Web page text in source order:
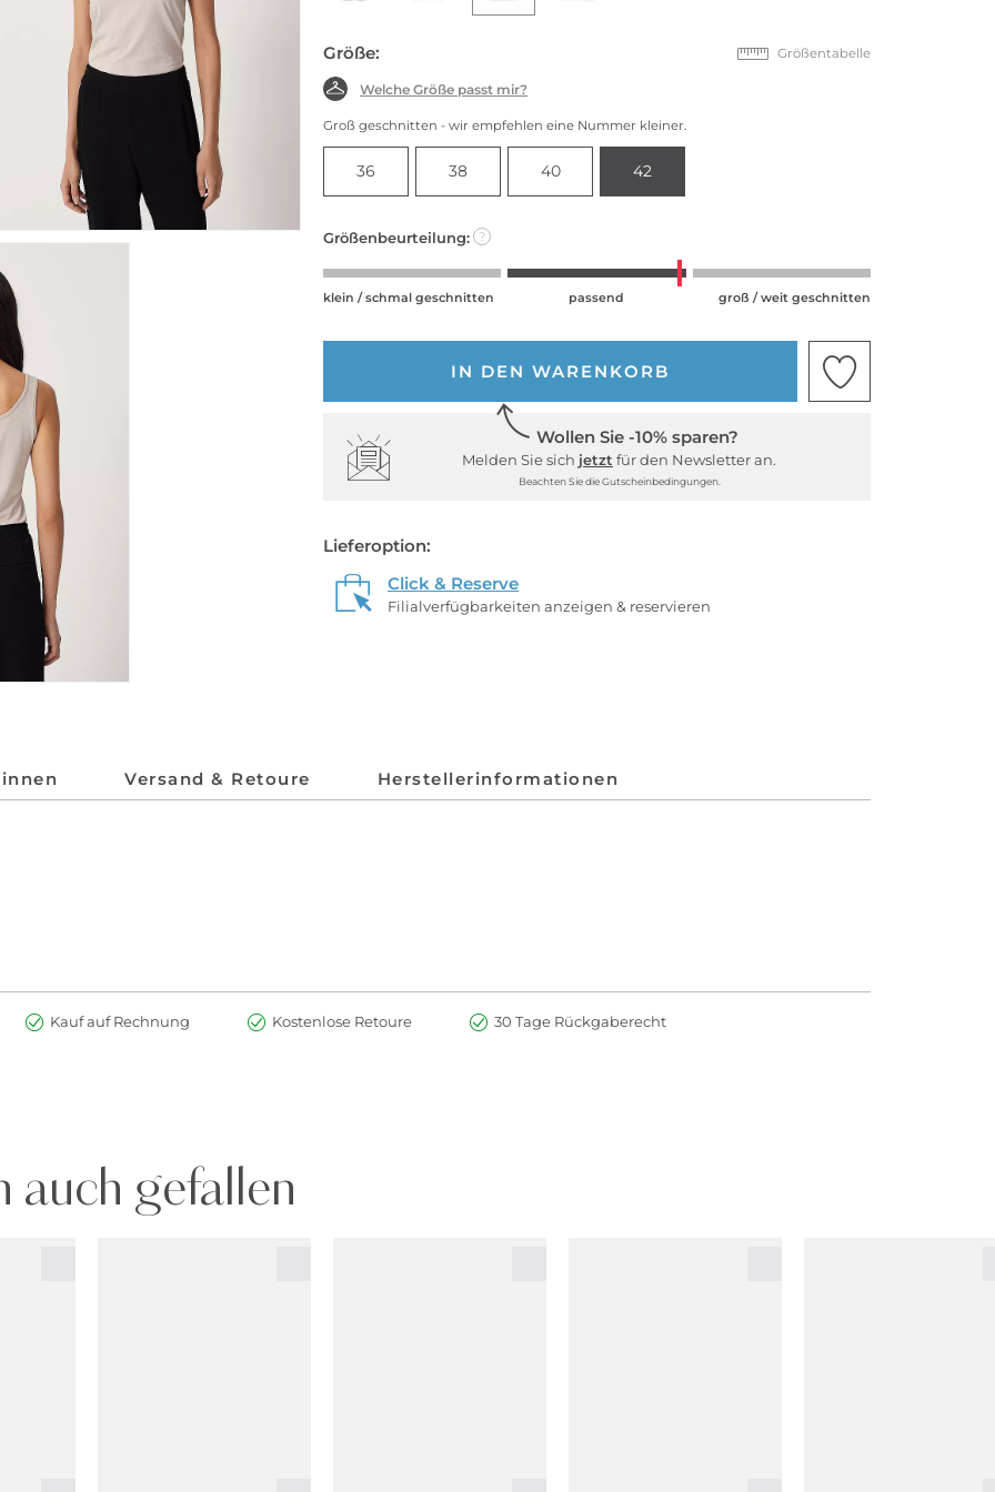
Größe: Größentabelle
Welche Größe passt mir?
Groß geschnitten - wir empfehlen eine Nummer kleiner.
36 38 40 42
Größenbeurteilung: ?
klein / schmal geschnitten passend groß / weit geschnitten
IN DEN WARENKORB
Wollen Sie -10% sparen?
Melden Sie sich jetzt für den Newsletter an.
Beachten Sie die Gutscheinbedingungen.
Lieferoption:
Click & Reserve
Filialverfügbarkeiten anzeigen & reservieren
Versand & Retoure Herstellerinformationen
Kauf auf Rechnung Kostenlose Retoure 30 Tage Rückgaberecht
gefallen